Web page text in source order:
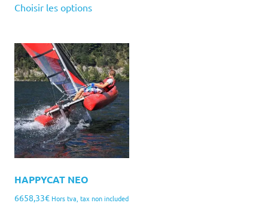
Choisir les options
HAPPYCAT NEO
6658,33€ Hors tva, tax non included